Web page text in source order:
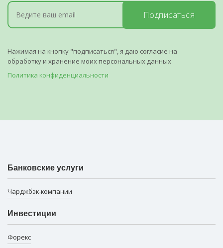
Подписаться
Нажимая на кнопку "подписаться", я даю согласие на
обработку и хранение моих персональных данных
Политика конфиденциальности
Банковские услуги
Чарджбэк-компании
Инвестиции
Форекс